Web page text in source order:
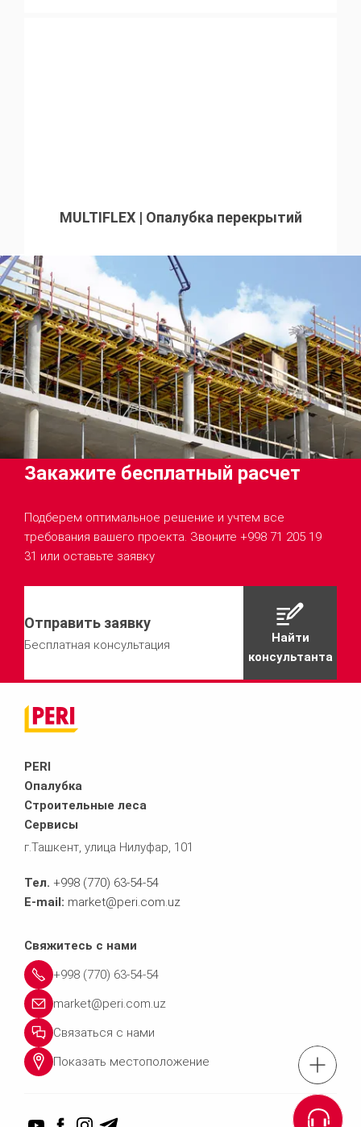
Тел.: +998 (770)
Связаться
MULTIFLEX | Опалубка перекрытий
Закажите бесплатный расчет
Подберем оптимальное решение и учтем все
требования вашего проекта. Звоните +998 71 205 19
31 или оставьте заявку
Отправить заявку
Бесплатная консультация
Найти
консультанта
PERI
Опалубка
Строительные леса
Сервисы
г.Ташкент, улица Нилуфар, 101
Тел. +998 (770) 63-54-54
E-mail: market@peri.com.uz
Свяжитесь с нами
+998 (770) 63-54-54
market@peri.com.uz
Связаться с нами
Показать местоположение